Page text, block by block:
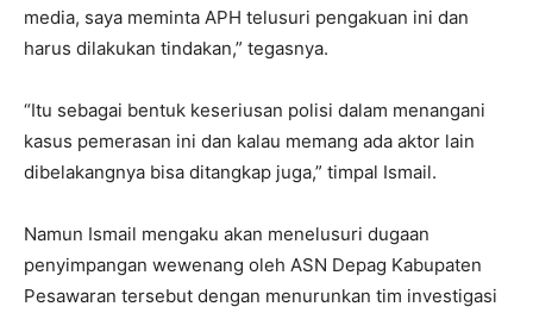
media, saya meminta APH telusuri pengakuan ini dan
harus dilakukan tindakan,” tegasnya.
“Itu sebagai bentuk keseriusan polisi dalam menangani
kasus pemerasan ini dan kalau memang ada aktor lain
dibelakangnya bisa ditangkap juga,” timpal Ismail.
Namun Ismail mengaku akan menelusuri dugaan
penyimpangan wewenang oleh ASN Depag Kabupaten
Pesawaran tersebut dengan menurunkan tim investigasi